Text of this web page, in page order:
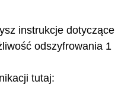
instrukcje dotyczące
odszyfrowania 1
tutaj: